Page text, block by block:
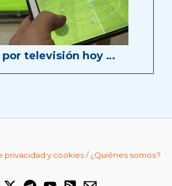
por televisión hoy …
privacidad y cookies/¿Quiénes somos?